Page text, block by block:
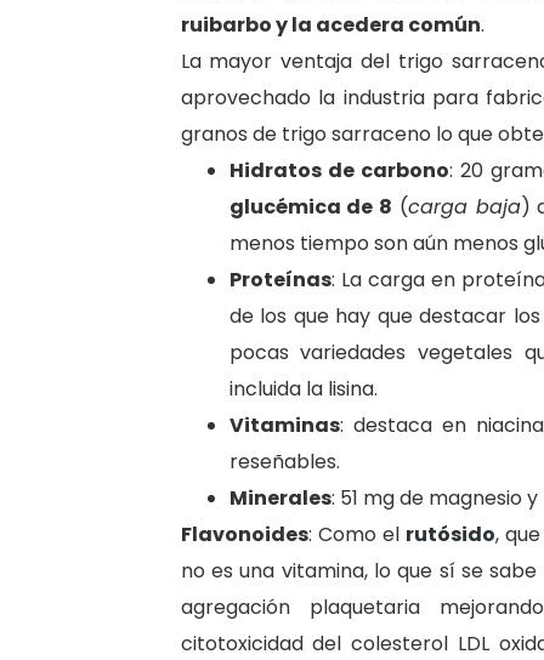
ruibarbo y la acedera común.
La mayor ventaja del trigo
aprovechado la industria para
granos de trigo sarraceno lo que
Hidratos de carbono: 20
glucémica de 8 (carga baja)
menos tiempo son aún menos
Proteínas: La carga en
de los que hay que destacar
pocas variedades vegetales
incluida la lisina.
Vitaminas: destaca en
reseñables.
Minerales: 51 mg de magnesio
Flavonoides: Como el rutósido,
no es una vitamina, lo que sí se
agregación plaquetaria
citotoxicidad del colesterol LDL